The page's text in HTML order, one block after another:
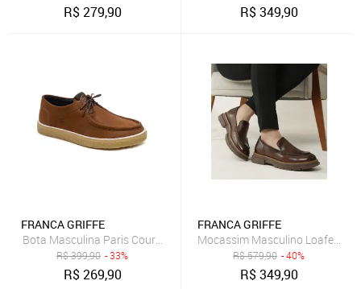
R$279,90 R$349,90
FRANCA GRIFFE
Bota Masculina Paris Couro Legítimo Cacareco Vintage Rústico
R$399,90 - 33%
R$269,90
FRANCA GRIFFE
Mocassim Masculino Loafer Alt
R$579,90 - 40%
R$349,90